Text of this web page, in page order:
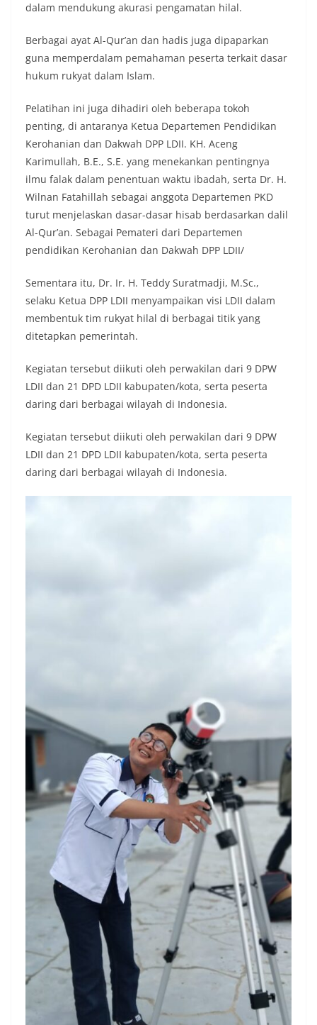
dalam mendukung akurasi pengamatan hilal.
Berbagai ayat Al-Qur’an dan hadis juga dipaparkan
guna memperdalam pemahaman peserta terkait dasar
hukum rukyat dalam Islam.
Pelatihan ini juga dihadiri oleh beberapa tokoh
penting, di antaranya Ketua Departemen Pendidikan
Kerohanian dan Dakwah DPP LDII. KH. Aceng
Karimullah, B.E., S.E. yang menekankan pentingnya
ilmu falak dalam penentuan waktu ibadah, serta Dr. H.
Wilnan Fatahillah sebagai anggota Departemen PKD
turut menjelaskan dasar-dasar hisab berdasarkan dalil
Al-Qur’an. Sebagai Pemateri dari Departemen
pendidikan Kerohanian dan Dakwah DPP LDII/
Sementara itu, Dr. Ir. H. Teddy Suratmadji, M.Sc.,
selaku Ketua DPP LDII menyampaikan visi LDII dalam
membentuk tim rukyat hilal di berbagai titik yang
ditetapkan pemerintah.
Kegiatan tersebut diikuti oleh perwakilan dari 9 DPW
LDII dan 21 DPD LDII kabupaten/kota, serta peserta
daring dari berbagai wilayah di Indonesia.
Kegiatan tersebut diikuti oleh perwakilan dari 9 DPW
LDII dan 21 DPD LDII kabupaten/kota, serta peserta
daring dari berbagai wilayah di Indonesia.